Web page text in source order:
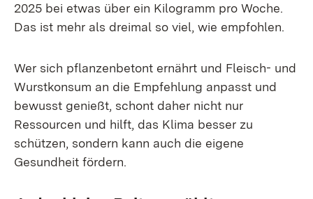
2025 bei etwas über ein Kilogramm pro Woche.
Das ist mehr als dreimal so viel, wie empfohlen.
Wer sich pflanzenbetont ernährt und Fleisch- und
Wurstkonsum an die Empfehlung anpasst und
bewusst genießt, schont daher nicht nur
Ressourcen und hilft, das Klima besser zu
schützen, sondern kann auch die eigene
Gesundheit fördern.